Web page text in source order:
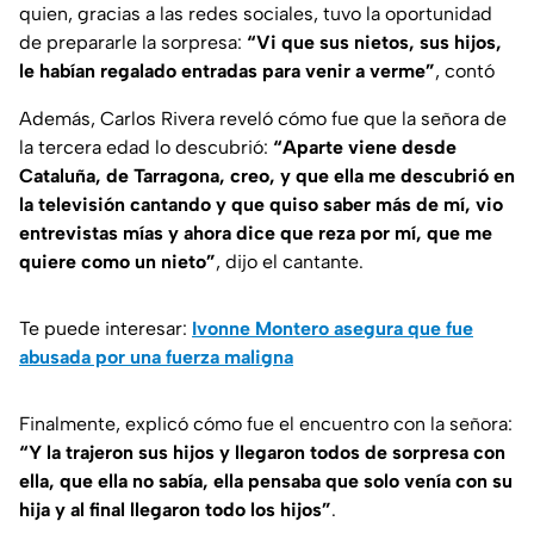
quien, gracias a las redes sociales, tuvo la oportunidad
de prepararle la sorpresa: “Vi que sus nietos, sus hijos,
le habían regalado entradas para venir a verme”, contó
Además, Carlos Rivera reveló cómo fue que la señora de
la tercera edad lo descubrió: “Aparte viene desde
Cataluña, de Tarragona, creo, y que ella me descubrió en
la televisión cantando y que quiso saber más de mí, vio
entrevistas mías y ahora dice que reza por mí, que me
quiere como un nieto”, dijo el cantante.
Te puede interesar: Ivonne Montero asegura que fue
abusada por una fuerza maligna
Finalmente, explicó cómo fue el encuentro con la señora:
“Y la trajeron sus hijos y llegaron todos de sorpresa con
ella, que ella no sabía, ella pensaba que solo venía con su
hija y al final llegaron todo los hijos”.